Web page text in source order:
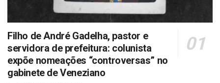
Filho de André Gadelha, pastor e
servidora de prefeitura: colunista
expõe nomeações “controversas” no
gabinete de Veneziano